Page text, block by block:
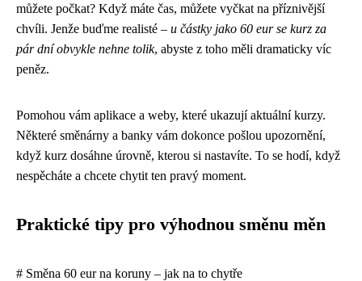
můžete počkat? Když máte čas, můžete vyčkat na příznivější
chvíli. Jenže buďme realisté – u částky jako 60 eur se kurz za
pár dní obvykle nehne tolik, abyste z toho měli dramaticky víc
peněz.
Pomohou vám aplikace a weby, které ukazují aktuální kurzy.
Některé směnárny a banky vám dokonce pošlou upozornění,
když kurz dosáhne úrovně, kterou si nastavíte. To se hodí, když
nespěcháte a chcete chytit ten pravý moment.
Praktické tipy pro výhodnou směnu měn
# Směna 60 eur na koruny – jak na to chytře